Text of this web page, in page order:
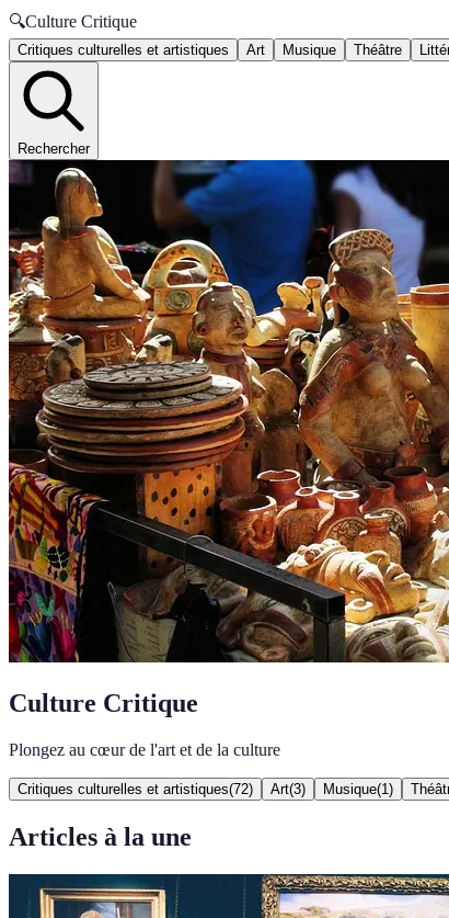
🔍Culture Critique
Critiques culturelles et artistiques Art Musique Théâtre
Rechercher
Culture Critique
Plongez au cœur de l'art et de la culture
Critiques culturelles et artistiques(72) Art(3) Musique(1 )
Articles à la une